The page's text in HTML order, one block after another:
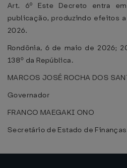
Art. 6º Este Decreto entra
publicação, produzindo efeitos
2026.
Rondônia, 6 de maio de 2026;
138º da República.
MARCOS JOSÉ ROCHA DOS
Governador
FRANCO MAEGAKI ONO
Secretário de Estado de Finanças